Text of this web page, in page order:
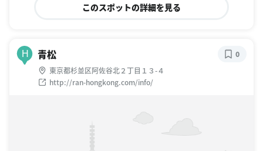
このスポットの詳細を見る
H 青松
東京都杉並区阿佐谷北２丁目１３-４
http://ran-hongkong.com/info/
0